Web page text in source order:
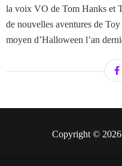
la voix VO de Tom Hanks et
de nouvelles aventures de
moyen d’Halloween l’an
Copyright ©